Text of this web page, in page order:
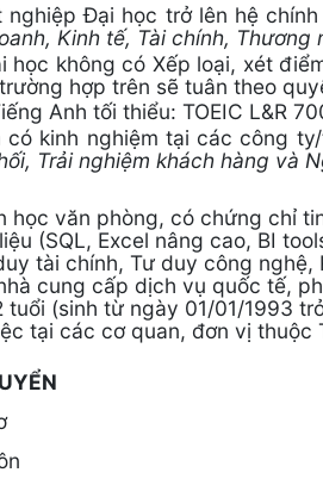
nghiệp Đại học trở lên hệ
Kinh tế, Tài chính,
học không có Xếp loại, xét
hợp trên sẽ tuân theo
Anh tối thiểu: TOEIC L&R
có kinh nghiệm tại các công
Trải nghiệm khách hàng và
học văn phòng, có chứng chỉ
(SQL, Excel nâng cao, BI
tài chính, Tư duy công
cung cấp dịch vụ quốc tế,
tuổi (sinh từ ngày 01/01/1993
tại các cơ quan, đơn vị